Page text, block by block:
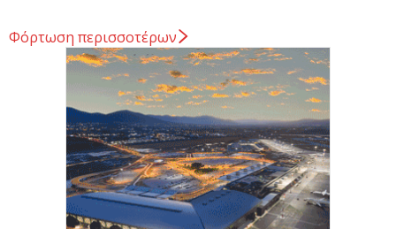
Σταύρος Καλαφάτης: «Έχουμε δημιουργήσει 20.000
νέες θέσεις εργασίας υψηλής εξειδίκευσης τα
τελευταία επτά χρόνια...
7 Αυγούστου 2026
Θεσσαλονίκη: Οι αλλαγές στις λεωφορειακές
γραμμές που θα ισχύσουν με τη λειτουργία της
επέκτασης...
Φόρτωση περισσοτέρων